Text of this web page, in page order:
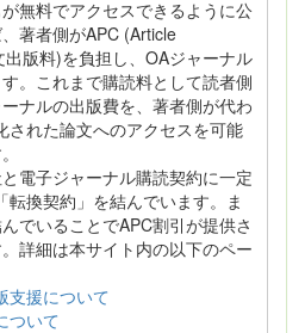
無料でアクセスできるように公
著者側がAPC (Article
版料)を負担し、OAジャーナル
。これまで購読料として読者側
ナルの出版費を、著者側が代わ
された論文へのアクセスを可能
電子ジャーナル購読契約に一定
換契約」を結んでいます。ま
でいることでAPC割引が提供さ
詳細は本サイト内の以下のペー
支援について
ついて